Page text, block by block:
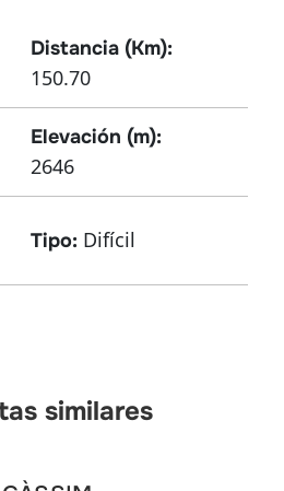
Distancia (Km):
150.70
Elevación (m):
2646
Tipo: Difícil
similares